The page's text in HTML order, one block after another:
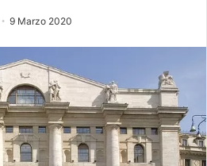
9 Marzo 2020